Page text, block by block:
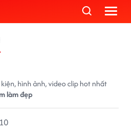
hình ảnh, video clip hot nhất
làm đẹp